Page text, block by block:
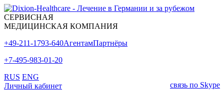
СЕРВИСНАЯ
МЕДИЦИНСКАЯ КОМПАНИЯ
+49-211-1793-640АгентамПартнёры
+7-495-983-01-20
связь по Skype
RUS ENG
Личный кабинет